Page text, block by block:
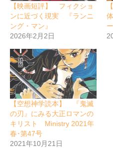
【映画短評】 フィクショ
ンに近づく現実 『ランニ
ング・マン』
2026年2月2日
【空想神学読本】 『鬼滅
の刃』にみる大正ロマンの
キリスト Ministry 2021年
春･第47号
2021年10月21日